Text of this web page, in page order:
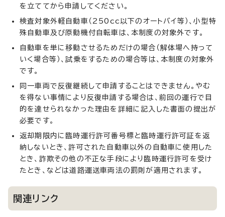
を立ててから申請してください。
検査対象外軽自動車（250cc以下のオートバイ等）、小型特
殊自動車及び原動機付自転車は、本制度の対象外です。
自動車を単に移動させるためだけの場合（解体場へ持って
いく場合等）、試乗をするための場合等は、本制度の対象外
です。
同一車両で反復継続して申請することはできません。やむ
を得ない事情により反復申請する場合は、前回の運行で目
的を達せられなかった理由を詳細に記入した書面の提出が
必要です。
返却期限内に臨時運行許可番号標と臨時運行許可証を返
納しないとき、許可された自動車以外の自動車に使用した
とき、詐欺その他の不正な手段により臨時運行許可を受け
たとき、などは道路運送車両法の罰則が適用されます。
関連リンク